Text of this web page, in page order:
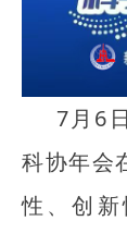
7月6
科协年会
性、创